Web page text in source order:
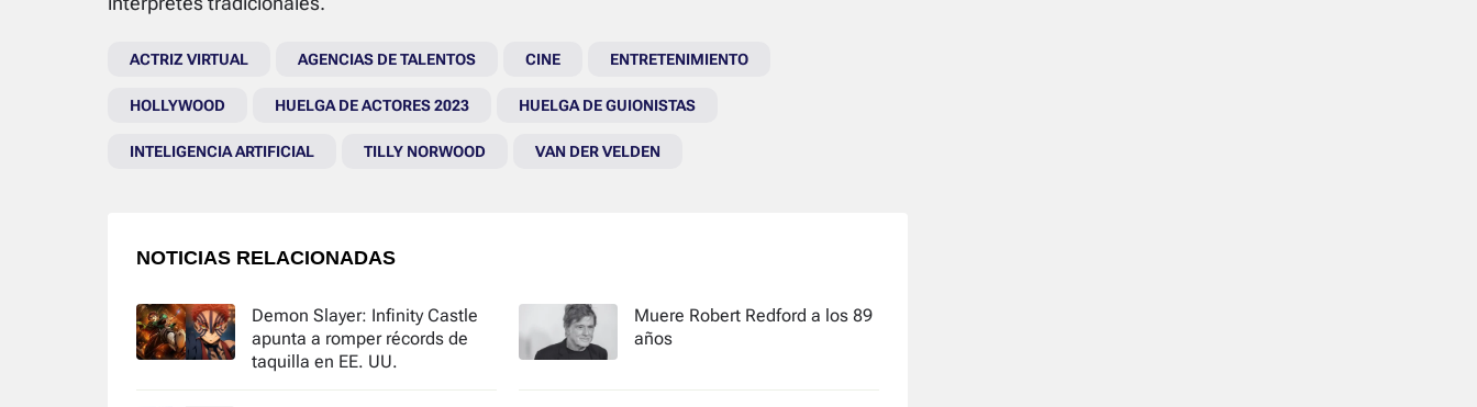
ACTRIZ VIRTUAL AGENCIAS DE TALENTOS CINE ENTRETENIMIENTO
HOLLYWOOD HUELGA DE ACTORES 2023 HUELGA DE GUIONISTAS
INTELIGENCIA ARTIFICIAL TILLY NORWOOD VAN DER VELDEN
NOTICIAS RELACIONADAS
Demon Slayer: Infinity Castle
apunta a romper récords de
taquilla en EE. UU.
Muere Robert Redford a los 89
años